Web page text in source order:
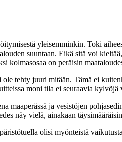
yleisemminkin. Toki
suuntaan. Eikä sitä voi
kolmasosaa on peräisin
tehty juuri mitään. Tämä ei
moni tila ei seuraavia
ja vesistöjen
näy vielä, ainakaan
olisi myönteistä